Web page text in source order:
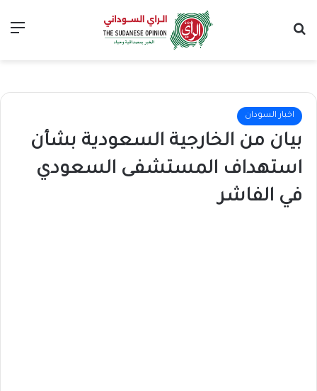
اخبار السودان
بيان من الخارجية السعودية بشأن
استهداف المستشفى السعودي
في الفاشر